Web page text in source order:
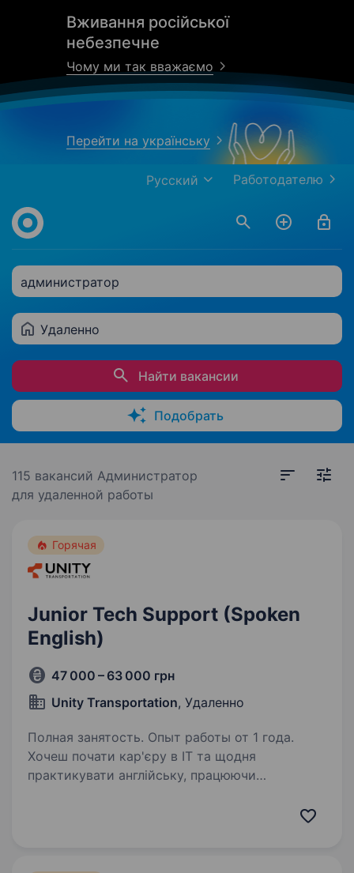
Вживання російської
небезпечне
Чому ми так вважаємо
Перейти на українську
Работодателю
Русский
администратор
Удаленно
Найти вакансии
Подобрать
115 вакансий Администратор
для удаленной работы
Горячая
Junior Tech Support (Spoken
English)
47 000 – 63 000 грн
Unity Transportation, Удаленно
Полная занятость. Опыт работы от 1 года.
Хочеш почати кар'єру в IT та щодня
практикувати англійську, працюючи